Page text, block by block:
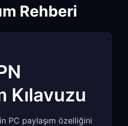
Rehberi
Kılavuzu
PC paylaşım özelliğini